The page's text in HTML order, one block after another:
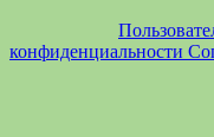
конфиденциальности